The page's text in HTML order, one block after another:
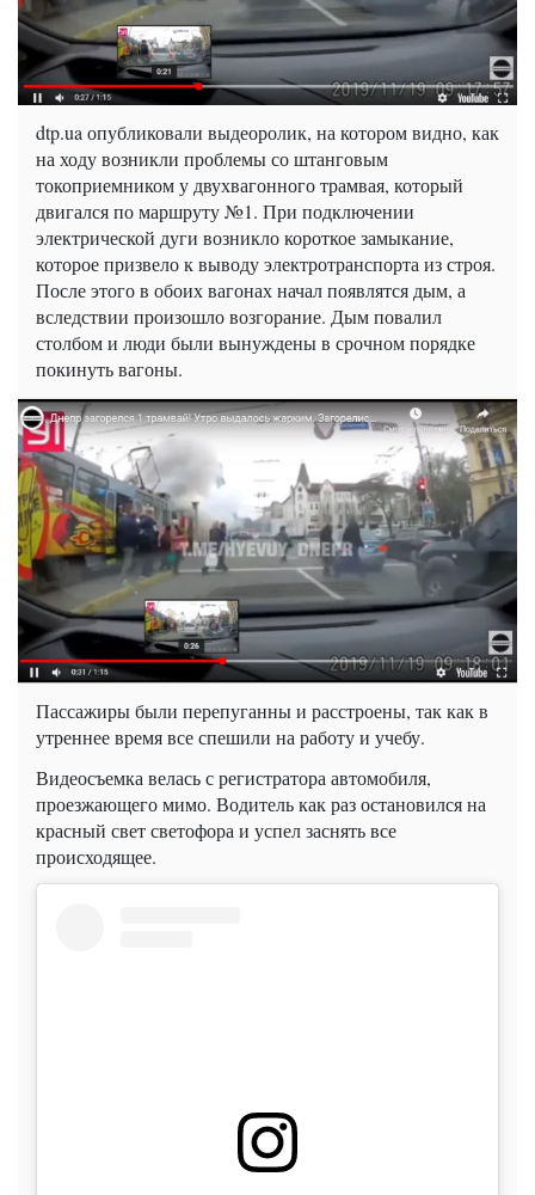
dtp.ua опубликовали выдеоролик, на котором видно, как
на ходу возникли проблемы со штанговым
токоприемником у двухвагонного трамвая, который
двигался по маршруту №1. При подключении
электрической дуги возникло короткое замыкание,
которое призвело к выводу электротранспорта из строя.
После этого в обоих вагонах начал появлятся дым, а
вследствии произошло возгорание. Дым повалил
столбом и люди были вынуждены в срочном порядке
покинуть вагоны.
Пассажиры были перепуганны и расстроены, так как в
утреннее время все спешили на работу и учебу.
Видеосъемка велась с регистратора автомобиля,
проезжающего мимо. Водитель как раз остановился на
красный свет светофора и успел заснять все
происходящее.